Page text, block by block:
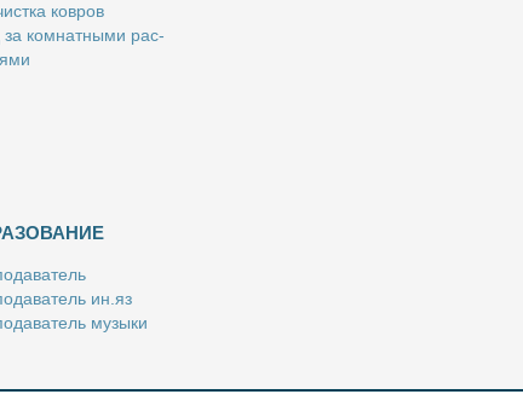
ков­ров
за ком­нат­ны­ми рас­
ин.яз
му­зы­ки